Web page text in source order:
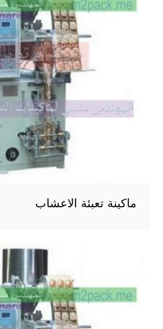
ماكينة تعبئة الاعشاب